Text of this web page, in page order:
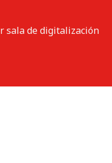
sala de digitalización